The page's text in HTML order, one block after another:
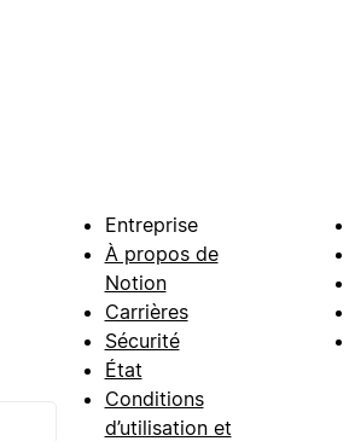
Entreprise
À propos de
Notion
Carrières
Sécurité
État
Conditions
d’utilisation et